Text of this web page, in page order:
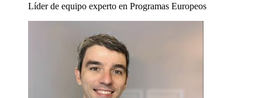
Líder de equipo experto en Programas Europeos